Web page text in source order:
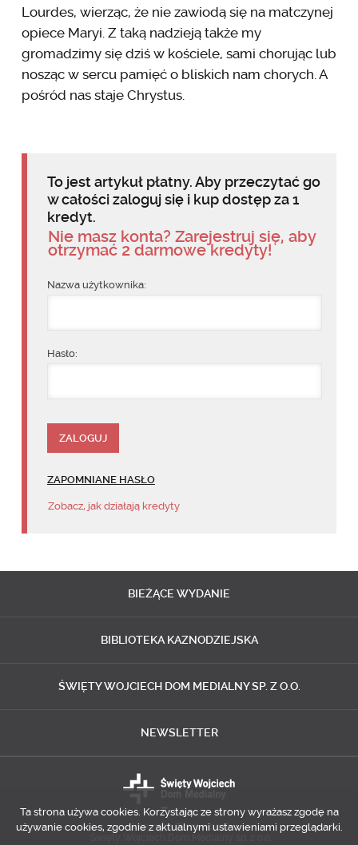
Lourdes, wierząc, że nie zawiodą się na matczynej
opiece Maryi. Z taką nadzieją także my
gromadzimy się dziś w kościele, sami chorując lub
nosząc w sercu pamięć o bliskich nam chorych. A
pośród nas staje Chrystus.
To jest artykuł płatny. Aby przeczytać go
w całości zaloguj się i kup dostęp za 1
kredyt.
Nie masz konta? Zarejestruj się, aby
otrzymać 2 darmowe kredyty!
Nazwa użytkownika:
Hasło:
ZAPOMNIANE HASŁO
Zobacz, jak działają kredyty
BIEŻĄCE WYDANIE
BIBLIOTEKA KAZNODZIEJSKA
ŚWIĘTY WOJCIECH DOM MEDIALNY SP. Z O.O.
NEWSLETTER
Copyright © 2014-2018
Ta strona używa cookies. Korzystając ze strony wyrażasz zgodę na
używanie cookies, zgodnie z aktualnymi ustawieniami przeglądarki.